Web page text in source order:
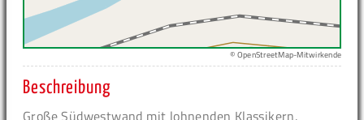
© OpenStreetMap-Mitwirkende
Beschreibung